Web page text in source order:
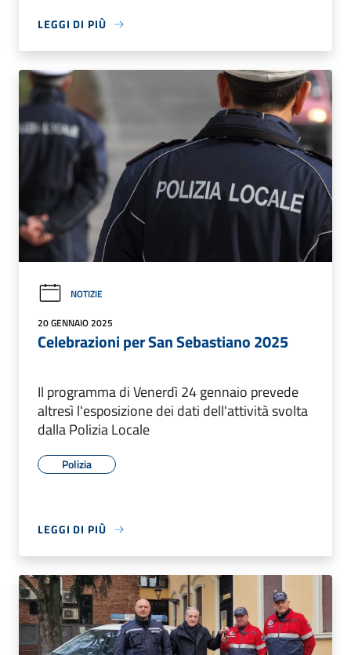
LEGGI DI PIÙ
NOTIZIE
20 GENNAIO 2025
Celebrazioni per San Sebastiano 2025
Il programma di Venerdì 24 gennaio prevede
altresì l'esposizione dei dati dell'attività svolta
dalla Polizia Locale
Polizia
LEGGI DI PIÙ